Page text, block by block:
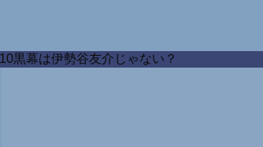
黒幕は伊勢谷友介じゃない？